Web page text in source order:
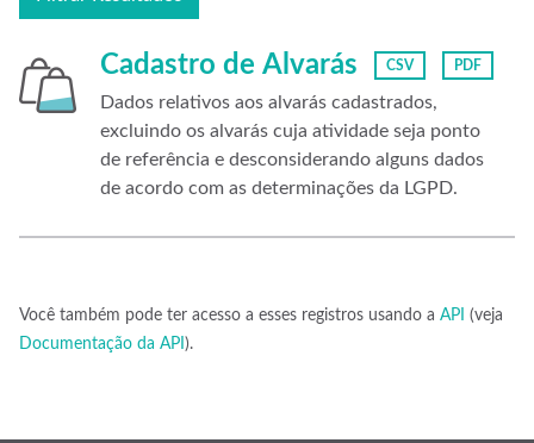
Cadastro de Alvarás CSV PDF
Dados relativos aos alvarás cadastrados,
excluindo os alvarás cuja atividade seja ponto
de referência e desconsiderando alguns dados
de acordo com as determinações da LGPD.
Você também pode ter acesso a esses registros usando a API (veja
Documentação da API ).